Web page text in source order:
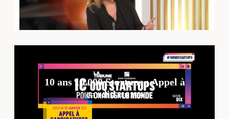
10 ans 10 000 Startups : Appel à
candidatures